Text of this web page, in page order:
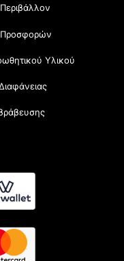
Προσφορών
Υλικού